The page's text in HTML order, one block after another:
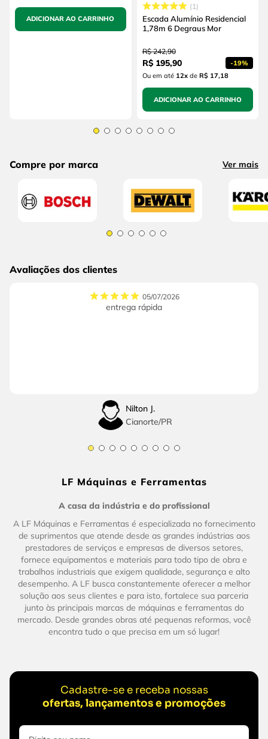
ADICIONAR AO CARRINHO
1
Escada Alumínio Residencial
1,78m 6 Degraus Mor
R$ 242,90
R$ 195,90 -19%
Ou em até 12xde R$ 17,18
ADICIONAR AO CARRINHO
Compre por marca Ver mais
Avaliações dos clientes
05/07/2026
entrega rápida
Nilton J.
Cianorte/PR
LF Máquinas e Ferramentas
A casa da indústria e do profissional
A LF Máquinas e Ferramentas é especializada no fornecimento
de suprimentos que atende desde as grandes indústrias aos
prestadores de serviços e empresas de diversos setores,
fornece equipamentos e materiais para todo tipo de obra e
trabalhos industriais que exigem qualidade, segurança e alto
desempenho. A LF busca constantemente oferecer a melhor
solução aos seus clientes e para isto, fortalece sua parceria
junto às principais marcas de máquinas e ferramentas do
mercado. Desde grandes obras até pequenas reformas, você
encontra tudo o que precisa em um só lugar!
Cadastre-se e receba nossas
ofertas, lançamentos e promoções